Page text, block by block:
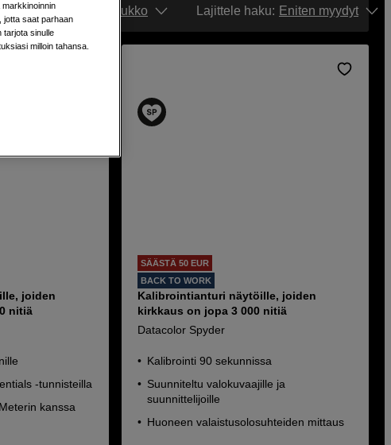
Näytä: Ruudukko Lajittele haku: Eniten myydyt
joiden
nitiä
-tunnisteilla
kanssa
SÄÄSTÄ 50 EUR
BACK TO WORK
Kalibrointianturi näytöille, joiden
kirkkaus on jopa 3 000 nitiä
Datacolor Spyder
Kalibrointi 90 sekunnissa
Suunniteltu valokuvaajille ja
suunnittelijoille
Huoneen valaistusolosuhteiden mittaus
markkinoinnin
jotta saat parhaan
tarjota sinulle
milloin tahansa.